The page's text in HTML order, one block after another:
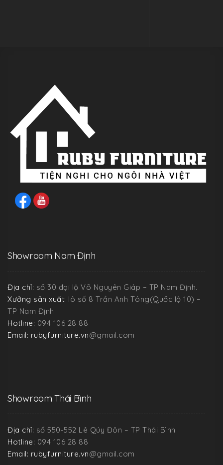
Showroom Nam Định
Địa chỉ: số 30 đại lộ Võ Nguyên Giáp – TP Nam Định.
Xưởng sản xuất: lô số 8 Trần Anh Tông(Quốc lộ 10) –
TP Nam Định.
Hotline: 094 106 28 88
Email: rubyfurniture.vn@gmail.com
Showroom Thái Bình
Địa chỉ: số 550-552 Lê Qúy Đôn – TP Thái Bình
Hotline: 094 106 28 88
Email: rubyfurniture.vn@gmail.com